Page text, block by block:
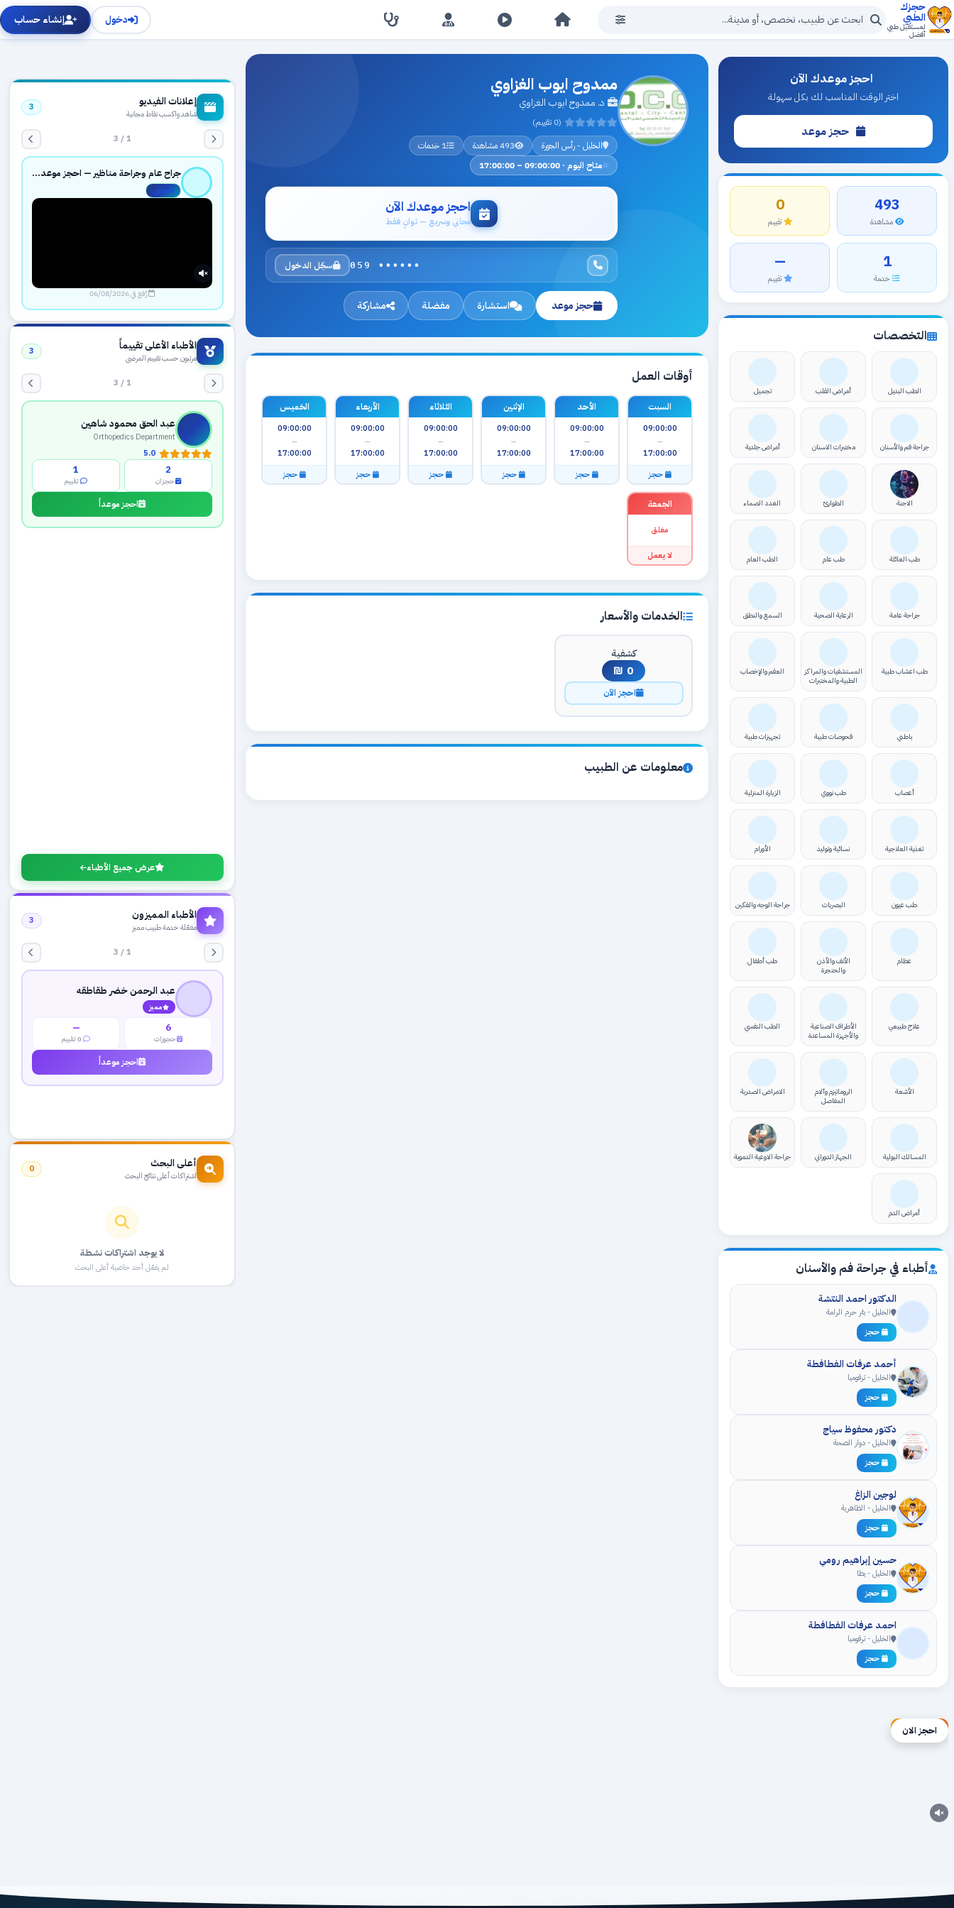
حجزك
الطبي
لمستقبل طبي
أفضل
دخول إنشاء حساب
احجز موعدك الآن
اختر الوقت المناسب لك بكل سهولة
حجز موعد
493
مشاهدة
0
تقييم
1
خدمة
—
تقييم
التخصصات
الطب البديل أمراض القلب تجميل
جراحة فم والأسنان مختبرات الاسنان أمراض جلدية
الاجنة الطوارئ الغدد الصماء
طب العائلة طب عام الطب العام
جراحة عامة الرعاية الصحية السمع والنطق
طب اعشاب طبية
المستشفيات والمراكز
الطبية والمختبرات
العقم والإخصاب
باطني فحوصات طبية تجهيزات طبية
أعصاب طب نووي الزيارة المنزلية
تغذية العلاجية نسائية وتوليد الأورام
طب عيون البصريات جراحة الوجه والفكين
عظام
الأنف والأذن
والحنجرة
طب أطفال
علاج طبيعي
الأطراف الصناعية
والأجهزة المساعدة
الطب النفسي
الأشعة
الروماتيزم وآلام
المفاصل
الامراض الصدرية
المسالك البولية الجهاز الدوراني جراحة الاوعية الدموية
أمراض الدم
أطباء في جراحة فم والأسنان
الدكتور احمد النتشة
الخليل - بئر حرم الرامة
حجز
أحمد عرفات الفطافطة
الخليل - ترقوميا
حجز
دكتور محفوظ سياج
الخليل - دوار الصحة
حجز
لوجين الزاغ
الخليل - الظاهرية
حجز
حسين إبراهيم رومي
الخليل - يطا
حجز
احمد عرفات الفطافطة
الخليل - ترقوميا
حجز
إعلان ممول
احجز الان
ممدوح ايوب الغزاوي
د. ممدوح ايوب الغزاوي
(0 تقييم)
الخليل - رأس الجورة
493 مشاهدة
1 خدمات
متاح اليوم · 09:00:00 – 17:00:00
احجز موعدك الآن
مجاني وسريع — ثوانٍ فقط
059 •••••• سجّل الدخول
حجز موعد استشارة مفضلة مشاركة
أوقات العمل
السبت
09:00:00
—
17:00:00
حجز
الأحد
09:00:00
—
17:00:00
حجز
الإثنين
09:00:00
—
17:00:00
حجز
الثلاثاء
09:00:00
—
17:00:00
حجز
الأربعاء
09:00:00
—
17:00:00
حجز
الخميس
09:00:00
—
17:00:00
حجز
الجمعة
مغلق
لا يعمل
الخدمات والأسعار
كشفية
0 ₪
احجز الآن
معلومات عن الطبيب
إعلانات الفيديو
شاهد واكسب نقاط مجانية
3
1 / 3
جراح عام وجراحة مناظير — احجز موعدك بثقة عبر حجزك الطبي
مفعّل
رُفع في 06/08/2026
الأطباء الأعلى تقييماً
مرتبون حسب تقييم المرضى
3
1 / 3
عبد الحق محمود شاهين
Orthopedics Department
5.0
2
حجزان
1
تقييم
احجز موعداً
عرض جميع الأطباء
الأطباء المميزون
مفعّلة خدمة طبيب مميز
3
1 / 3
عبد الرحمن خضر طقاطقه
مميز
6
حجوزات
—
احجز موعداً
أعلى البحث
اشتراكات أعلى نتائج البحث
0
لا يوجد اشتراكات نشطة
لم يفعّل أحد خاصية أعلى البحث